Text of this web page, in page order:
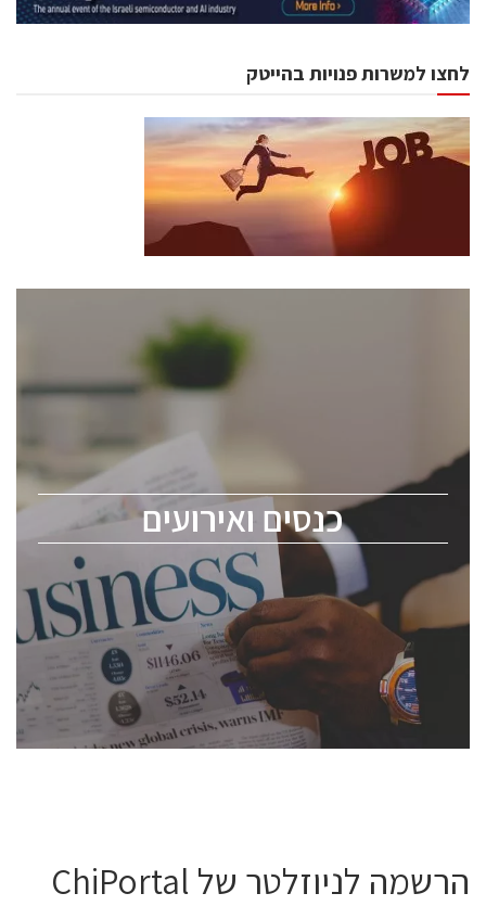
לחצו למשרות פנויות בהייטק
כנסים ואירועים
כנסים ואירועים
לכל העוסקים בתעשיית הסמיקונדקטור כולל מהנדסים,
ChipEx2026 will be held on May 12-13, 2026. The
conference is intended for everyone involved in the
semiconductor industry, including engineers,
professional experts, and senior executives.
לחץ לפרטים
הרשמה לניוזלטר של ChiPortal